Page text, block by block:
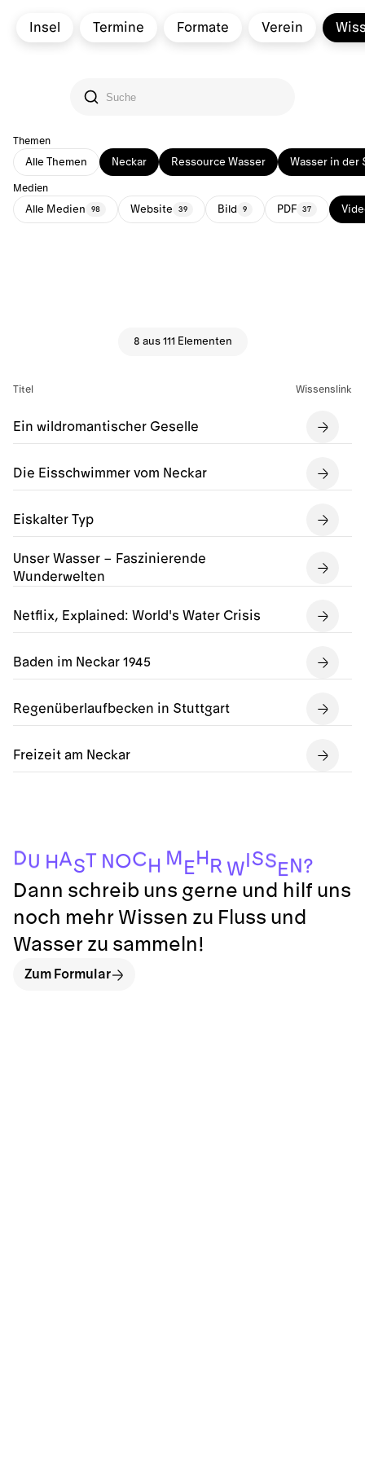
Insel Termine Formate Verein
Themen
Alle Themen Neckar Ressource Wasser Wasser in der
Medien
Alle Medien 98 Website 39 Bild 9 PDF 37
8 aus 111 Elementen
Titel Wissenslink
Ein wildromantischer Geselle
Die Eisschwimmer vom Neckar
Eiskalter Typ
Unser Wasser – Faszinierende
Wunderwelten
Netflix, Explained: World's Water Crisis
Baden im Neckar 1945
Regenüberlaufbecken in Stuttgart
Freizeit am Neckar
DU H AST N OC H M E H R W SS E N ?
Dann schreib uns gerne und hilf uns
noch mehr Wissen zu Fluss und
Wasser zu sammeln!
Zum Formular